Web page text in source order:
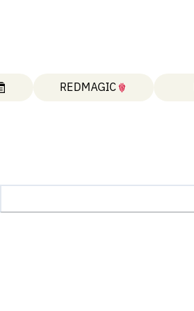
REDMAGIC